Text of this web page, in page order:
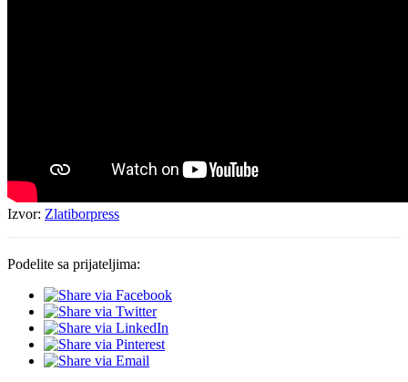
Izvor: Zlatiborpress
Podelite sa prijateljima: